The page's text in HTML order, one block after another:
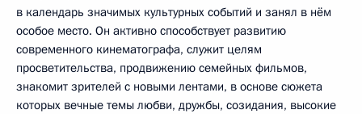
в календарь значимых культурных событий и занял в нём
особое место. Он активно способствует развитию
современного кинематографа, служит целям
просветительства, продвижению семейных фильмов,
знакомит зрителей с новыми лентами, в основе сюжета
которых вечные темы любви, дружбы, созидания, высокие